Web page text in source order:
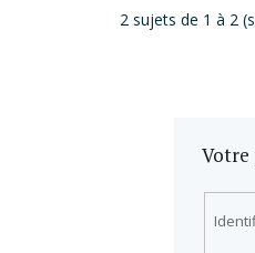
2 sujets de 1 à 2
Votre